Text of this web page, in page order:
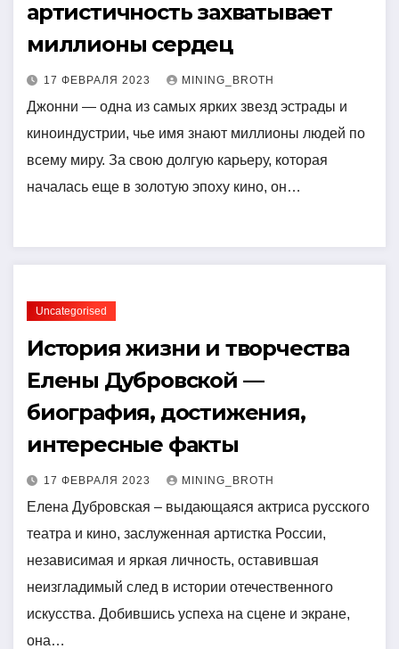
артистичность захватывает
миллионы сердец
17 ФЕВРАЛЯ 2023 MINING_BROTH
Джонни — одна из самых ярких звезд эстрады и
киноиндустрии, чье имя знают миллионы людей по
всему миру. За свою долгую карьеру, которая
началась еще в золотую эпоху кино, он…
Uncategorised
История жизни и творчества
Елены Дубровской —
биография, достижения,
интересные факты
17 ФЕВРАЛЯ 2023 MINING_BROTH
Елена Дубровская – выдающаяся актриса русского
театра и кино, заслуженная артистка России,
независимая и яркая личность, оставившая
неизгладимый след в истории отечественного
искусства. Добившись успеха на сцене и экране,
она…